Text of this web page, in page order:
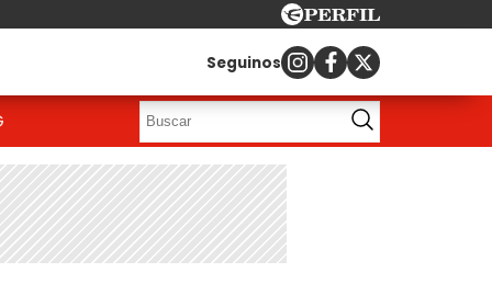
Seguinos